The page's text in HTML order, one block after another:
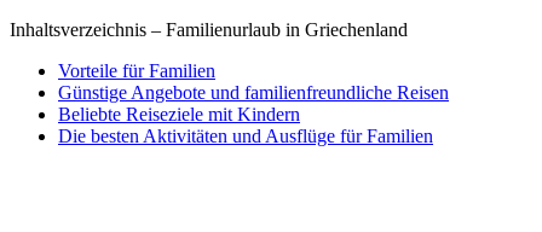
Inhaltsverzeichnis – Familienurlaub in Griechenland
Vorteile für Familien
Günstige Angebote und familienfreundliche Reisen
Beliebte Reiseziele mit Kindern
Die besten Aktivitäten und Ausflüge für Familien